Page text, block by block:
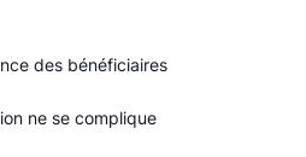
des bénéficiaires
ne se complique